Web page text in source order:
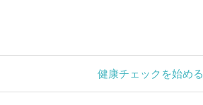
健康チェックを始める